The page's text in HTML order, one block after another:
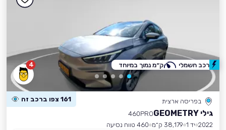
4
בפריסה ארצית 161 צפו ברכב זה
גילי GEOMETRY
460PRO
2022 יד 1 38,179 ק״מ
460 טווח נסיעה
רכב חשמלי ק״מ נמוך במיוחד